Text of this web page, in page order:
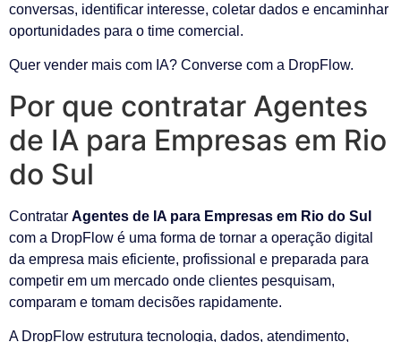
conversas, identificar interesse, coletar dados e encaminhar
oportunidades para o time comercial.
Quer vender mais com IA? Converse com a DropFlow.
Por que contratar Agentes
de IA para Empresas em Rio
do Sul
Contratar Agentes de IA para Empresas em Rio do Sul
com a DropFlow é uma forma de tornar a operação digital
da empresa mais eficiente, profissional e preparada para
competir em um mercado onde clientes pesquisam,
comparam e tomam decisões rapidamente.
A DropFlow estrutura tecnologia, dados, atendimento,